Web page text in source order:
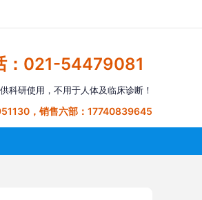
：021-54479081
科研使用，不用于人体及临床诊断！
，销售六部：17740839645